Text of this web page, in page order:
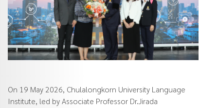
On 19 May 2026, Chulalongkorn University Language
Institute, led by Associate Professor Dr.Jirada